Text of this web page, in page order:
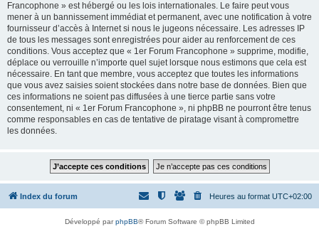
Francophone » est hébergé ou les lois internationales. Le faire peut vous
mener à un bannissement immédiat et permanent, avec une notification à votre
fournisseur d’accès à Internet si nous le jugeons nécessaire. Les adresses IP
de tous les messages sont enregistrées pour aider au renforcement de ces
conditions. Vous acceptez que « 1er Forum Francophone » supprime, modifie,
déplace ou verrouille n’importe quel sujet lorsque nous estimons que cela est
nécessaire. En tant que membre, vous acceptez que toutes les informations
que vous avez saisies soient stockées dans notre base de données. Bien que
ces informations ne soient pas diffusées à une tierce partie sans votre
consentement, ni « 1er Forum Francophone », ni phpBB ne pourront être tenus
comme responsables en cas de tentative de piratage visant à compromettre
les données.
Index du forum Heures au format UTC+02:00
Développé parphpBB® Forum Software © phpBB Limited